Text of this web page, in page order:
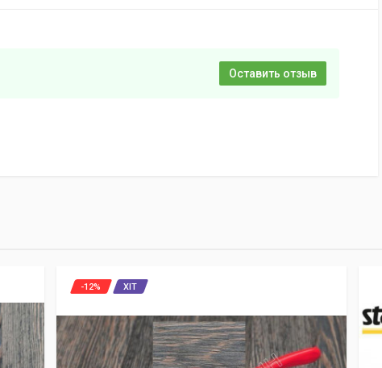
Оставить отзыв
-12% ХІТ